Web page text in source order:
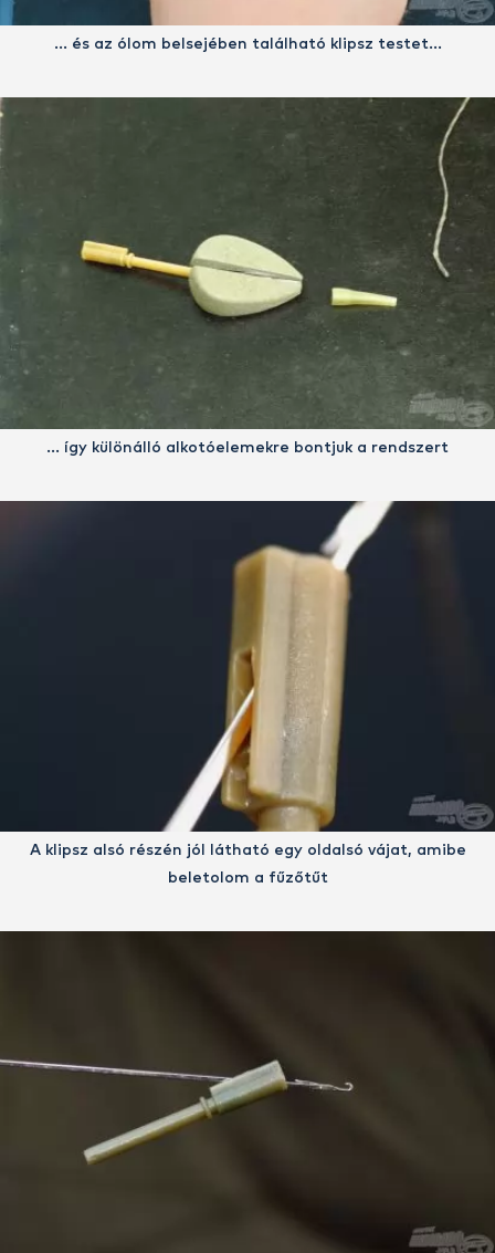
… és az ólom belsejében található klipsz testet…
… így különálló alkotóelemekre bontjuk a rendszert
A klipsz alsó részén jól látható egy oldalsó vájat, amibe
beletolom a fűzőtűt